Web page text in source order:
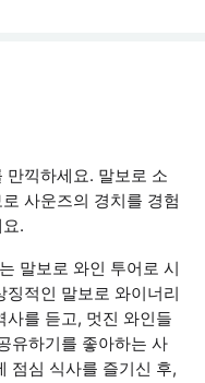
만끽하세요. 말보로 소
사운즈의 경치를 경험
.
말보로 와인 투어로 시
적인 말보로 와이너리
를 듣고, 멋진 와인들
유하기를 좋아하는 사
점심 식사를 즐기신 후,